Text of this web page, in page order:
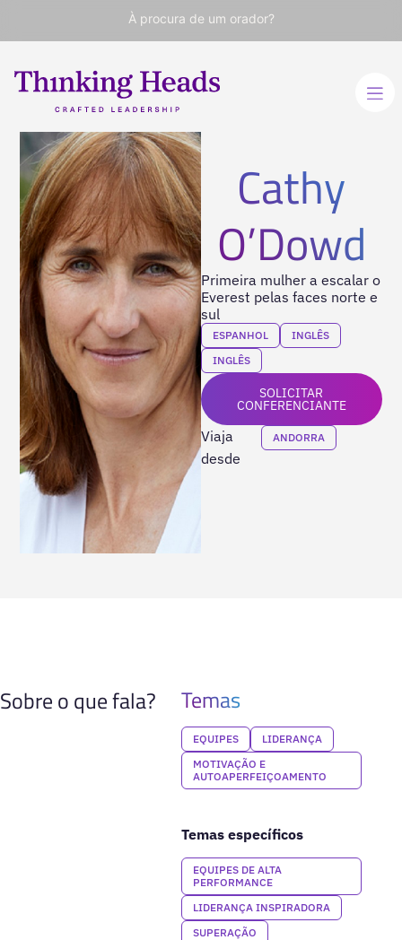
À procura de um orador?
Cathy
O’Dowd
Primeira mulher a escalar o
Everest pelas faces norte e
sul
ESPANHOL
INGLÊS
INGLÊS
SOLICITAR
CONFERENCIANTE
Viaja
desde
ANDORRA
Sobre o que fala? Temas
EQUIPES
LIDERANÇA
MOTIVAÇÃO E
AUTOAPERFEIÇOAMENTO
Temas específicos
EQUIPES DE ALTA
PERFORMANCE
LIDERANÇA INSPIRADORA
SUPERAÇÃO